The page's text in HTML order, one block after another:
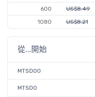
600
US$8.49
1080
US$8.21
從...開始
MTSD00
MTSD0